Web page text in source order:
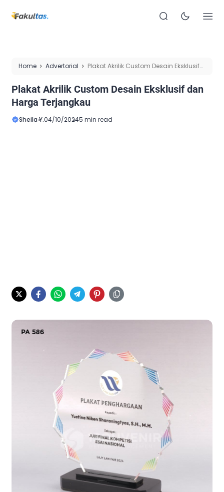
Home Advertorial
Plakat Akrilik Custom Desain Eksklusif
Plakat Akrilik Custom Desain Eksklusif dan
Harga Terjangkau
Sheila Y.04/10/20245 min read